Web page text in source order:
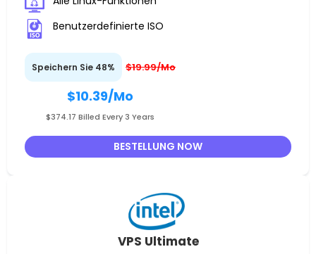
Benutzerdefinierte ISO
Speichern Sie 48% $19.99/Mo
$10.39/Mo
$374.17 Billed Every 3 Years
BESTELLUNG NOW
VPS Ultimate